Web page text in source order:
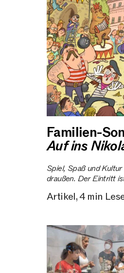
Familien-
Auf ins
Spiel, Spaß und
draußen. Der Eintritt
Artikel, 4 min